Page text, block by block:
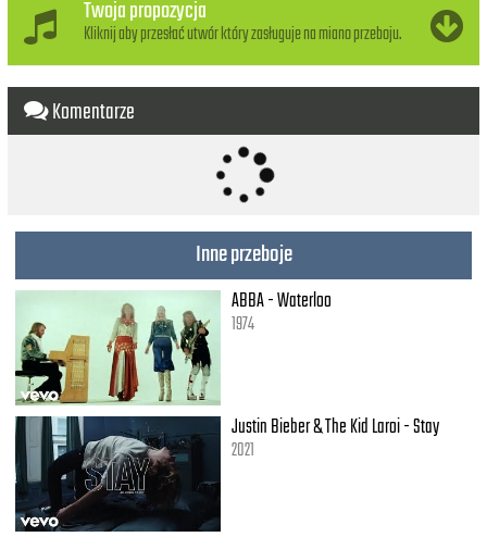
Do it nice and easy now, don't lose control
A little bit of rhythm and a lot of soul
So come on, come on
Do the loco-motion
Come on, come on
The loco-motion
Come on, come on
Twoja propozycja
Kliknij aby przesłać utwór który zasługuje na miano przeboju.
Komentarze
Inne przeboje
ABBA - Waterloo
1974
Justin Bieber & The Kid Laroi - Stay
2021